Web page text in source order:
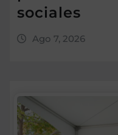
sociales
Ago 7, 2026